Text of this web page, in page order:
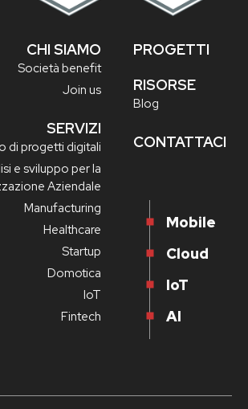
CHI SIAMO
Società benefit
Join us
SERVIZI
di progetti digitali
e sviluppo per la
Aziendale
Manufacturing
Healthcare
Startup
Domotica
IoT
Fintech
PROGETTI
RISORSE
Blog
CONTATTACI
Mobile
Cloud
IoT
AI